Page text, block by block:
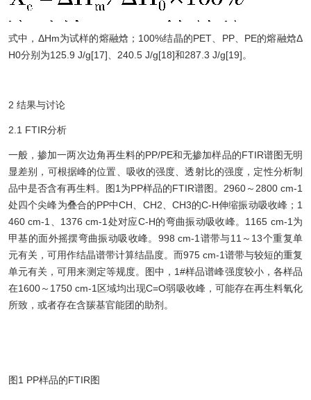
式中，ΔΗm为试样的熔融焓；100%结晶的PET、PP、PE的熔融焓Δ
Η0分别为125.9 J/g[17]、240.5 J/g[18]和287.3 J/g[19]。
2 结果与讨论
2.1 FTIR分析
一般，掺加一两次边角再生料的PP/PE和无掺加样品的FTIR谱图无明
显差别，可根据峰的位置、吸收的强度、透射比的强度，定性分析制
品中是否含有再生料。图1为PP样品的FTIR谱图。2960～2800 cm-1
处四个尖峰为叠合的PP中CH、CH2、CH3的C-H伸缩振动吸收峰；1
460 cm-1、1376 cm-1处对应C-H的弯曲振动吸收峰。1165 cm-1为
甲基的面外摇摆弯曲振动吸收峰。998 cm-1谱带与11～13个重复单
元有关，可用作结晶谱带计算结晶度。而975 cm-1谱带与较短的重复
单元有关，可用来测定等规度。图中，1#样品谱峰强度较小，各样品
在1600～1750 cm-1区域均出现C=O弱吸收峰，可能存在再生料氧化
所致，或者存在含羰基官能团的助剂。
图1 PP样品的FTIR图